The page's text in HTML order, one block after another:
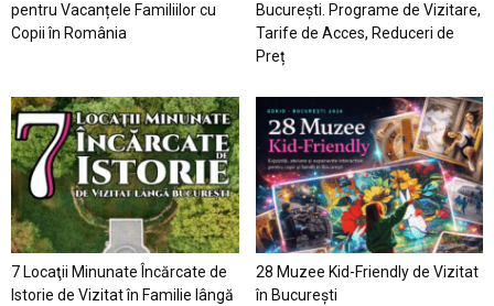
pentru Vacanțele Familiilor cu
Copii în România
București. Programe de Vizitare,
Tarife de Acces, Reduceri de
Preț
7 Locaţii Minunate Încărcate de
Istorie de Vizitat în Familie lângă
28 Muzee Kid-Friendly de Vizitat
în București